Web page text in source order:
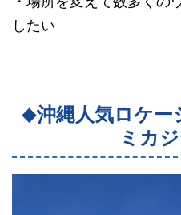
したい
◆沖縄人気ロケ
ミカ